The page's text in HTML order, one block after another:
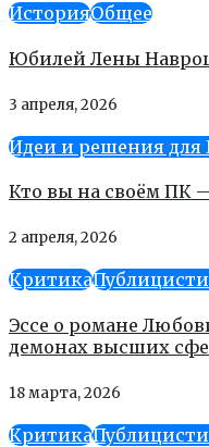
ИсторияОбщее
Юбилей Лены
3 апреля, 2026
Идеи и решения для
Кто вы на своём ПК
2 апреля, 2026
Критика
Эссе о романе
демонах высших
18 марта, 2026
Критика